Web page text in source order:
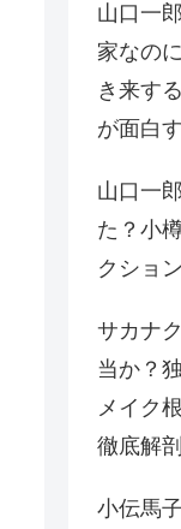
山口一
家なの
き来す
が面白
山口一
た？小
クショ
サカナ
当か？
メイク
徹底解剖
小伝馬